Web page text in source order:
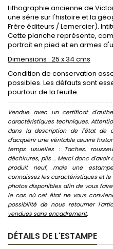
Lithographie ancienne de
une série sur l'histoire et la
Frère éditeurs / Lemercier).
Cette planche représente,
portrait en pied et en armes
Dimensions : 25 x 34 cms
Condition de conservation
possibles. Les défauts sont
pourtour de la feuille.
Vendue avec un certificat
caractéristiques techniques.
dans la description de l'état de
d'acquérir une véritable œuvre
temps usuelles : Taches,
déchirures, plis ... Merci donc
produit neuf, mais une
connaissez les caractéristiques et
photos disponibles afin de vous
le cas où cet état ne vous
possibilité de nous retourner
vendues sans encadrement.
DÉTAILS DE L'ESTAMPE